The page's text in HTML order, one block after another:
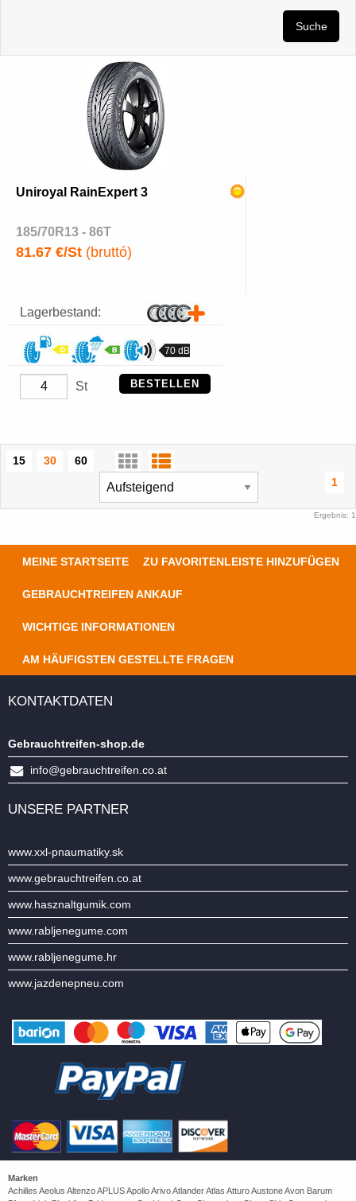
Suche
Uniroyal RainExpert 3
185/70R13 - 86T
81.67 €/St (bruttó)
Lagerbestand:
70 dB
St BESTELLEN
15 30
60
1
Ergebnis: 1
MEINE STARTSEITE ZU FAVORITENLEISTE HINZUFÜGEN
GEBRAUCHTREIFEN ANKAUF
WICHTIGE INFORMATIONEN
AM HÄUFIGSTEN GESTELLTE FRAGEN
KONTAKTDATEN
Gebrauchtreifen-shop.de
info@gebrauchtreifen.co.at
UNSERE PARTNER
www.xxl-pnaumatiky.sk
www.gebrauchtreifen.co.at
www.hasznaltgumik.com
www.rabljenegume.com
www.rabljenegume.hr
www.jazdenepneu.com
Marken
Achilles Aeolus Altenzo APLUS Apollo Arivo Atlander Atlas Atturo Austone Avon Barum